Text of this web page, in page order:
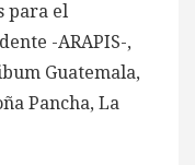
para el
-ARAPIS-,
Guatemala,
Pancha, La